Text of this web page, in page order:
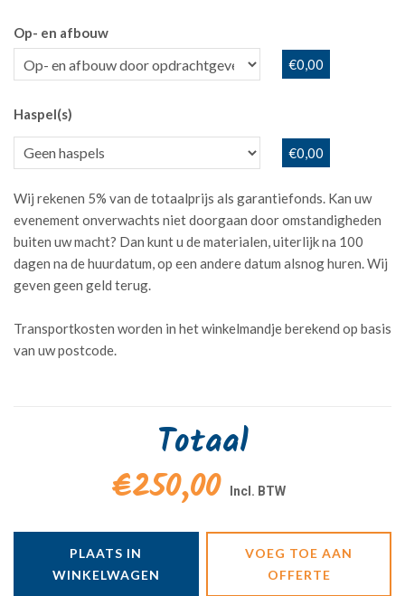
Op- en afbouw
€0,00
Haspel(s)
€0,00
Wij rekenen 5% van de totaalprijs als garantiefonds. Kan uw
evenement onverwachts niet doorgaan door omstandigheden
buiten uw macht? Dan kunt u de materialen, uiterlijk na 100
dagen na de huurdatum, op een andere datum alsnog huren. Wij
geven geen geld terug.
Transportkosten worden in het winkelmandje berekend op basis
van uw postcode.
Totaal
€250,00
PLAATS IN
WINKELWAGEN
VOEG TOE AAN
OFFERTE